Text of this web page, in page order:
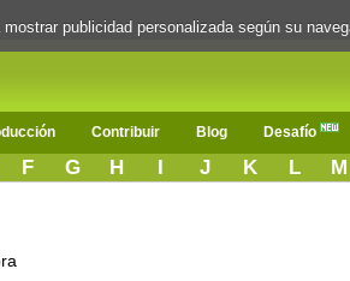
Contribuir Blog Desafío
F G H I J K L M
publicidad personalizada según su